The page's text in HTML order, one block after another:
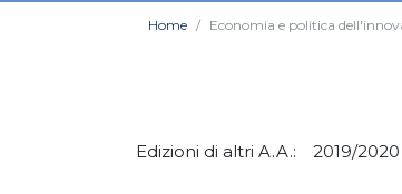
Home Economia e politica
Edizioni di altri A.A.: 2019/2020